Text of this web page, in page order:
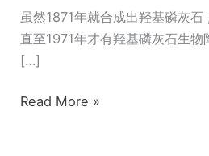
虽然1871年就合成出羟基磷灰石
直至1971年才有羟基磷灰石生
[…]
基
磷
灰
的
Read More »